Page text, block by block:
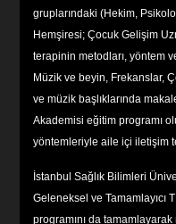
gruplarındaki (Hekim,
Hemşiresi; Çocuk Gelişim
terapinin metodları, yöntem
Müzik ve beyin, Frekanslar,
ve müzik başlıklarında
Akademisi eğitim programı
yöntemleriyle aile içi iletişim
İstanbul Sağlık Bilimleri
Geleneksel ve Tamamlayıcı
programını da